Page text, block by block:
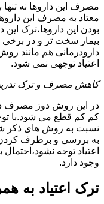
مصرف این داروها نه تنها
معتاد به مصرف این
بودن این داروها،ترک
بیمار سخت تر و در
دارودرمانی هم مانند
اعتیاد توجهی نمی شود.
کاهش مصرف و ترک
در این روش دوز مصرف
کم کم قطع می شود.با
نسبت به روش های ذکر
به بررسی و برطرف
اعتیاد توجه
وجود دارد.
ترک اعتیاد به